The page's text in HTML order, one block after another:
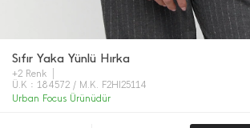
Sıfır Yaka Yünlü Hırka
+2 Renk
Ü.K : 184572 / M.K. F2HI25114
Urban Focus Ürünüdür